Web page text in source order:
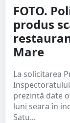
FOTO.
produs
Mare
La solicitarea
prezintă date
luni seara în
Satu...